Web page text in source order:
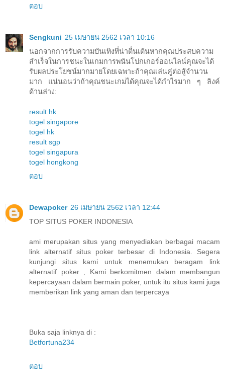
ตอบ
Sengkuni 25 เมษายน 2562 เวลา 10:16
นอกจากการรับความบันเทิงที่น่าตื่นเต้นหากคุณประสบความ
สำเร็จในการชนะในเกมการพนันโปกเกอร์ออนไลน์คุณจะได้
รับผลประโยชน์มากมายโดยเฉพาะถ้าคุณเล่นคู่ต่อสู้จำนวน
มาก แน่นอนว่าถ้าคุณชนะเกมได้คุณจะได้กำไรมาก ๆ ลิงค์
ด้านล่าง:
result hk
togel singapore
togel hk
result sgp
togel singapura
togel hongkong
ตอบ
Dewapoker 26 เมษายน 2562 เวลา 12:44
TOP SITUS POKER INDONESIA
ami merupakan situs yang menyediakan berbagai macam
link alternatif situs poker terbesar di Indonesia. Segera
kunjungi situs kami untuk menemukan beragam link
alternatif poker , Kami berkomitmen dalam membangun
kepercayaan dalam bermain poker, untuk itu situs kami juga
memberikan link yang aman dan terpercaya
Buka saja linknya di :
Betfortuna234
ตอบ